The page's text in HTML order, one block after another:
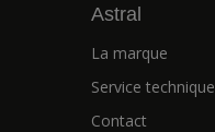
Astral
La marque
Service technique
Contact